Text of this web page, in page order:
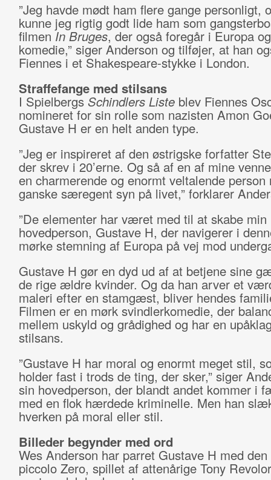
”Jeg havde mødt ham flere gange personligt,
kunne jeg rigtig godt lide ham som
filmenIn Bruges, der også foregår i Europa
komedie,” siger Anderson og tilføjer, at han
Fiennes i et Shakespeare-stykke i London.
Straffefange med stilsans
I Spielbergs Schindlers Listeblev Fiennes
nomineret for sin rolle som nazisten Amon
Gustave H er en helt anden type.
”Jeg er inspireret af den østrigske forfatter
der skrev i 20’erne. Og så af en af mine
en charmerende og enormt veltalende person
ganske særegent syn på livet,” forklarer
”De elementer har været med til at skabe min
hovedperson, Gustave H, der navigerer i
mørke stemning af Europa på vej mod
Gustave H gør en dyd ud af at betjene sine
de rige ældre kvinder. Og da han arver et
maleri efter en stamgæst, bliver hendes
Filmen er en mørk svindlerkomedie, der
mellem uskyld og grådighed og har en
stilsans.
”Gustave H har moral og enormt meget stil,
holder fast i trods de ting, der sker,” siger
sin hovedperson, der blandt andet kommer i
med en flok hærdede kriminelle. Men han
hverken på moral eller stil.
Billeder begynder med ord
Wes Anderson har parret Gustave H med
piccolo Zero, spillet af attenårige Tony